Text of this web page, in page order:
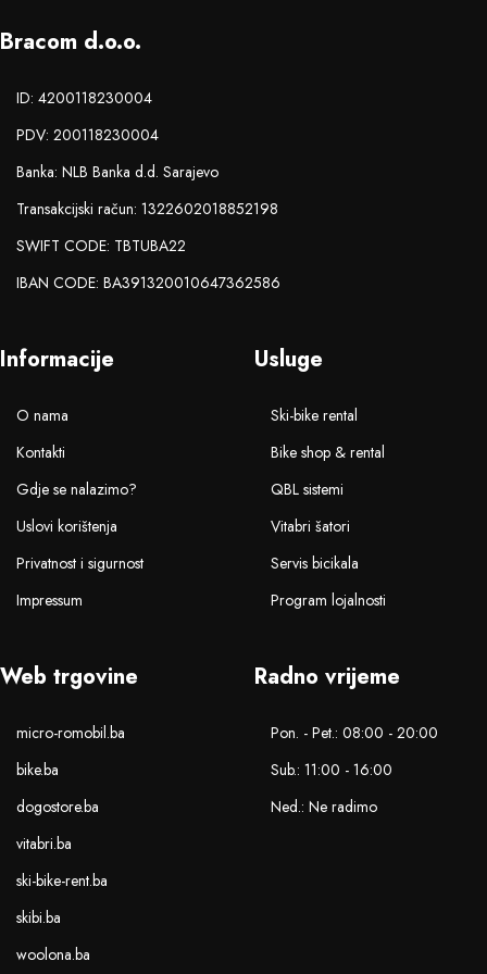
Bracom d.o.o.
ID: 4200118230004
PDV: 200118230004
Banka: NLB Banka d.d. Sarajevo
Transakcijski račun: 1322602018852198
SWIFT CODE: TBTUBA22
IBAN CODE: BA391320010647362586
Informacije
O nama
Kontakti
Gdje se nalazimo?
Uslovi korištenja
Privatnost i sigurnost
Impressum
Usluge
Ski-bike rental
Bike shop & rental
QBL sistemi
Vitabri šatori
Servis bicikala
Program lojalnosti
Web trgovine
micro-romobil.ba
bike.ba
dogostore.ba
vitabri.ba
ski-bike-rent.ba
skibi.ba
woolona.ba
Radno vrijeme
Pon. - Pet.: 08:00 - 20:00
Sub.: 11:00 - 16:00
Ned.: Ne radimo